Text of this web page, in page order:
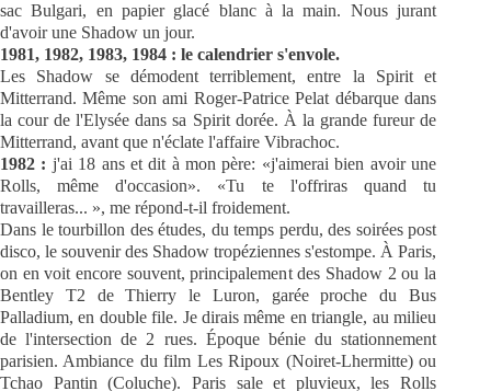
sac Bulgari, en papier glacé blanc à la main. Nous jurant
d'avoir une Shadow un jour.
1981, 1982, 1983, 1984 : le calendrier s'envole.
Les Shadow se démodent terriblement, entre la Spirit et
Mitterrand. Même son ami Roger-Patrice Pelat débarque dans
la cour de l'Elysée dans sa Spirit dorée. À la grande fureur de
Mitterrand, avant que n'éclate l'affaire Vibrachoc.
1982 : j'ai 18 ans et dit à mon père: «j'aimerai bien avoir une
Rolls, même d'occasion». «Tu te l'offriras quand tu
travailleras... », me répond-t-il froidement.
Dans le tourbillon des études, du temps perdu, des soirées post
disco, le souvenir des Shadow tropéziennes s'estompe. À Paris,
on en voit encore souvent, principalement des Shadow 2 ou la
Bentley T2 de Thierry le Luron, garée proche du Bus
Palladium, en double file. Je dirais même en triangle, au milieu
de l'intersection de 2 rues. Époque bénie du stationnement
parisien. Ambiance du film Les Ripoux (Noiret-Lhermitte) ou
Tchao Pantin (Coluche). Paris sale et pluvieux, les Rolls